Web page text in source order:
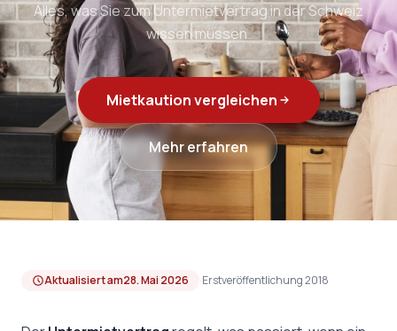
Alles, was Sie zum Untermietvertrag in der Schweiz
wissen müssen.
Mietkaution vergleichen
Mehr erfahren
Aktualisiert am28. Mai 2026 ·Erstveröffentlichung 2018